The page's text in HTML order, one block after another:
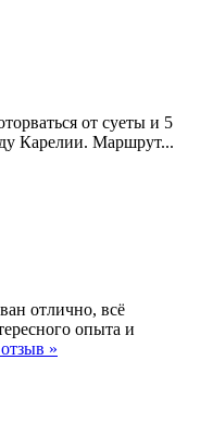
от суеты и 5
Карелии. Маршрут...
отлично, всё
опыта и
»